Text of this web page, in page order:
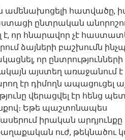
հատվածը,
ընտրական
է, որ հնարավոր չէ
ձայների բաշխումն
որ ընտրությունների
այստեղ առաջանում է
էր դիմողն ապացուցել
վերացվել էր հենց
Եթե պաշտոնապես
իրական արդյունքը
ուժ, թեկնածու